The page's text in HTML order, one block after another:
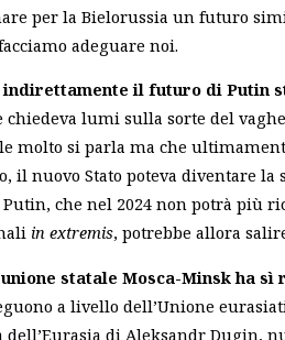
per la Bielorussia un futuro
adeguare noi.
il futuro di Putin
lumi sulla sorte del
molto si parla ma che
il nuovo Stato poteva diventare la
che nel 2024 non potrà più
in extremis, potrebbe allora
statale Mosca-Minsk ha sì
a livello dell’Unione
di Aleksandr Dugin,